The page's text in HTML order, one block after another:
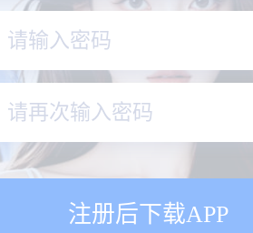
注册后下载APP